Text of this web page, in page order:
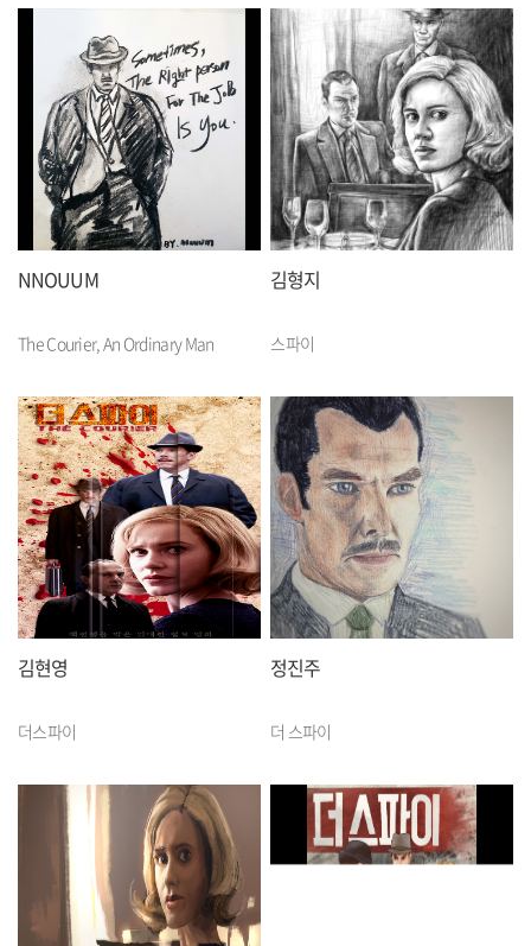
NNOUUM
The Courier, An Ordinary Man
김형지
스파이
김현영
더스파이
정진주
더 스파이